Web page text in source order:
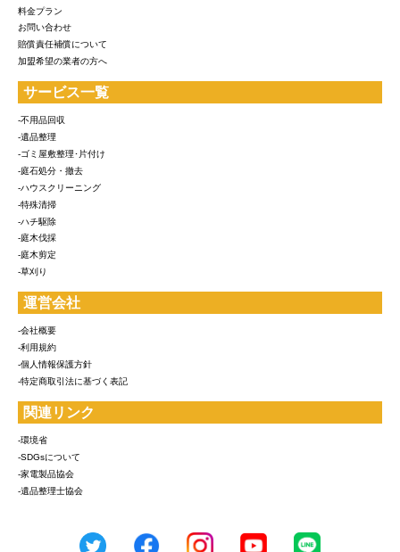
料金プラン
お問い合わせ
賠償責任補償について
加盟希望の業者の方へ
サービス一覧
-不用品回収
-遺品整理
-ゴミ屋敷整理･片付け
-庭石処分・撤去
-ハウスクリーニング
-特殊清掃
-ハチ駆除
-庭木伐採
-庭木剪定
-草刈り
運営会社
-会社概要
-利用規約
-個人情報保護方針
-特定商取引法に基づく表記
関連リンク
-環境省
-SDGsについて
-家電製品協会
-遺品整理士協会